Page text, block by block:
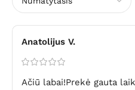
Anatolijus V.
Ačiū labai!Prekė gauta